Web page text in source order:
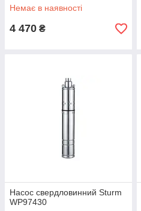
Немає в наявності
4 470 ₴
Насос свердловинний Sturm
WP97430